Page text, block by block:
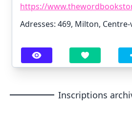
https://
Adresses: 469, Milton,
Inscriptions